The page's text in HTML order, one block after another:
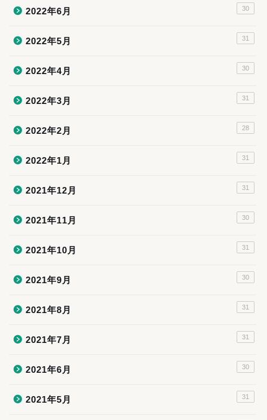
2022年6月 30
2022年5月 31
2022年4月 30
2022年3月 31
2022年2月 28
2022年1月 31
2021年12月 31
2021年11月 30
2021年10月 31
2021年9月 30
2021年8月 31
2021年7月 31
2021年6月 30
2021年5月 31